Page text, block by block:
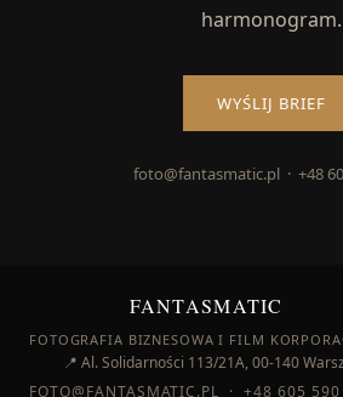
harmonogram.
WYŚLIJ BRIEF
foto@fantasmatic.pl · +48
FANTASMATIC
FOTOGRAFIA BIZNESOWA I FILM
📍 Al. Solidarności 113/21A, 00-140
FOTO@FANTASMATIC.PL ·+48 605